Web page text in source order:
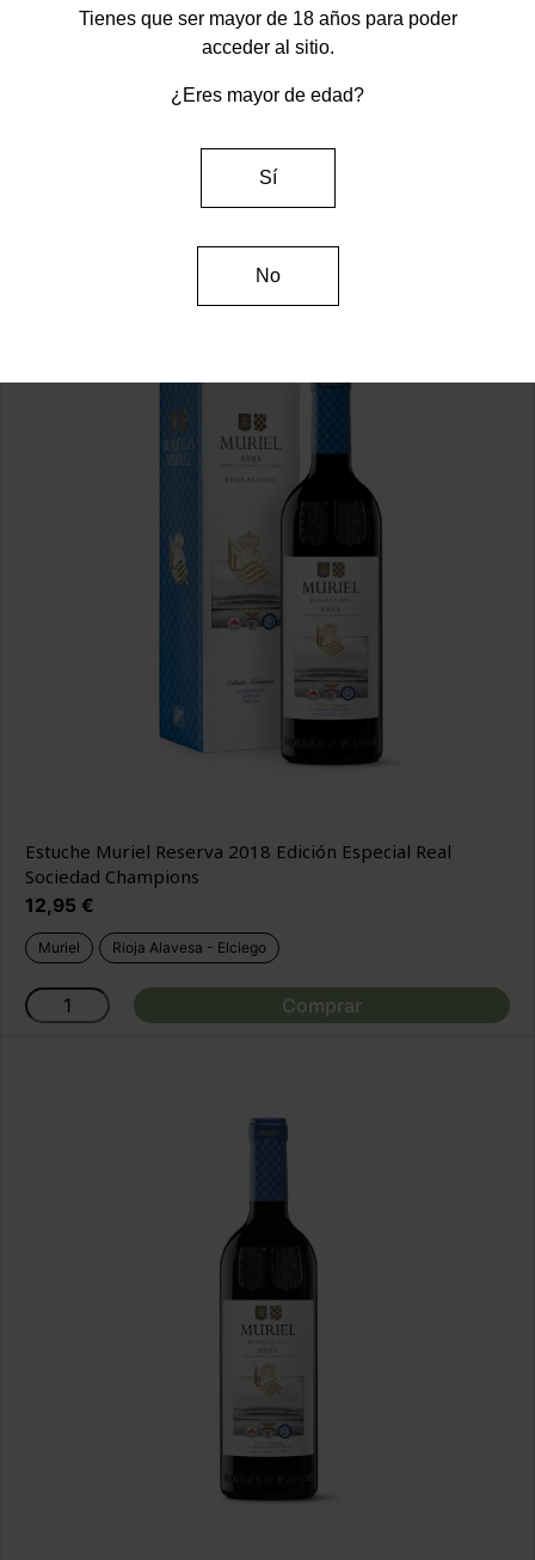
Muriel Blanco 2025
Rioja Alta - Ollauri Rioja Alavesa - Elciego
Estuche Muriel Reserva 2018 Edición Especial Real
Sociedad Champions
Precio
12,95 €
Muriel Rioja Alavesa - Elciego
Comprar
Tienes que ser mayor de 18 años para poder
acceder al sitio.
¿Eres mayor de edad?
Sí
No